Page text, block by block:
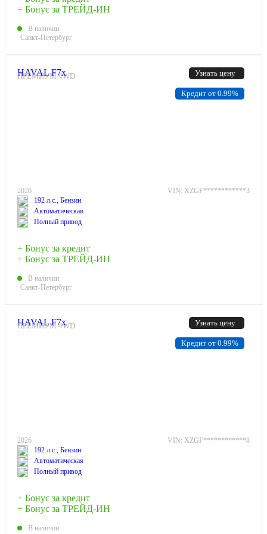
+ Бонус за ТРЕЙД-ИН
В наличии
Санкт-Петербург
Узнать цену
HAVAL F7x
ПРЕМИУМ 4WD
2026
VIN: XZGF************3
192 л.с., Бензин
Автоматическая
Полный привод
+ Бонус за кредит
+ Бонус за ТРЕЙД-ИН
В наличии
Санкт-Петербург
Кредит от 0.99%
Узнать цену
HAVAL F7x
ПРЕМИУМ 4WD
2026
VIN: XZGF************8
192 л.с., Бензин
Автоматическая
Полный привод
+ Бонус за кредит
+ Бонус за ТРЕЙД-ИН
В наличии
Кредит от 0.99%